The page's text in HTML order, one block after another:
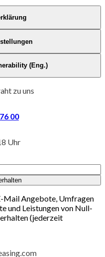
(Eng.)
zu uns
00
Uhr
Mail Angebote, Umfragen
und Leistungen von Null-
(jederzeit